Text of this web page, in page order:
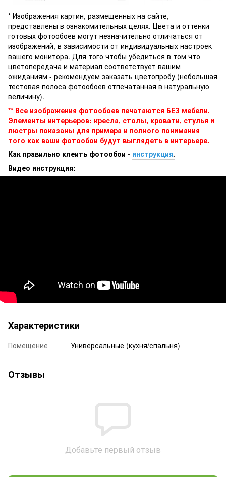
* Изображения картин, размещенных на сайте,
представлены в ознакомительных целях. Цвета и оттенки
готовых фотообоев могут незначительно отличаться от
изображений, в зависимости от индивидуальных настроек
вашего монитора. Для того чтобы убедиться в том что
цветопередача и материал соответствует вашим
ожиданиям - рекомендуем заказать цветопробу (небольшая
тестовая полоса фотообоев отпечатанная в натуральную
величину).
** Все изображения фотообоев печатаются БЕЗ мебели.
Элементы интерьеров: кресла, столы, кровати, стулья и
люстры показаны для примера и полного понимания
того как ваши фотообои будут выглядеть в интерьере.
Как правильно клеить фотообои - инструкция.
Видео инструкция:
Характеристики
Помещение Универсальные (кухня/спальня)
Отзывы
Добавьте первый отзыв